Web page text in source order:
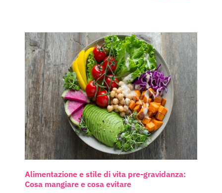
Alimentazione e stile di vita pre-gravidanza:
Cosa mangiare e cosa evitare